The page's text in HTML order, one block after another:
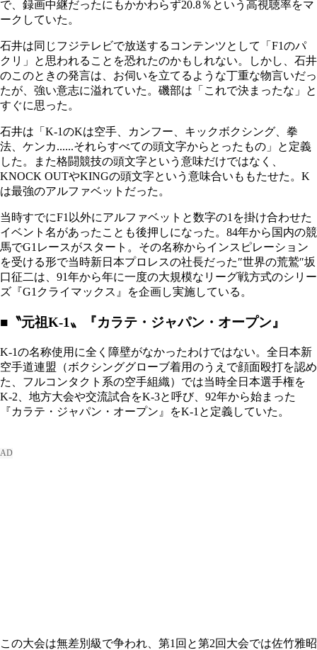
で、録画中継だったにもかかわらず20.8％という高視聴率をマ
ークしていた。
石井は同じフジテレビで放送するコンテンツとして「F1のパ
クリ」と思われることを恐れたのかもしれない。しかし、石井
のこのときの発言は、お伺いを立てるような丁重な物言いだっ
たが、強い意志に溢れていた。磯部は「これで決まったな」と
すぐに思った。
石井は「K-1のKは空手、カンフー、キックボクシング、拳
法、ケンカ......それらすべての頭文字からとったもの」と定義
した。また格闘競技の頭文字という意味だけではなく、
KNOCK OUTやKINGの頭文字という意味合いももたせた。K
は最強のアルファベットだった。
当時すでにF1以外にアルファベットと数字の1を掛け合わせた
イベント名があったことも後押しになった。84年から国内の競
馬でG1レースがスタート。その名称からインスピレーション
を受ける形で当時新日本プロレスの社長だった″世界の荒鷲″坂
口征二は、91年から年に一度の大規模なリーグ戦方式のシリー
ズ『G1クライマックス』を企画し実施している。
■〝元祖K-1〟『カラテ・ジャパン・オープン』
K-1の名称使用に全く障壁がなかったわけではない。全日本新
空手道連盟（ボクシンググローブ着用のうえで顔面殴打を認め
た、フルコンタクト系の空手組織）では当時全日本選手権を
K-2、地方大会や交流試合をK-3と呼び、92年から始まった
『カラテ・ジャパン・オープン』をK-1と定義していた。
この大会は無差別級で争われ、第1回と第2回大会では佐竹雅昭